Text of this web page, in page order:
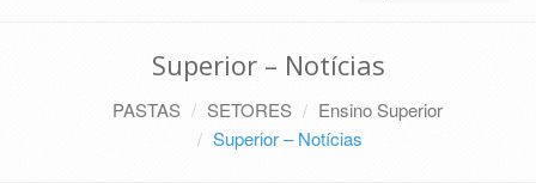
Superior – Notícias
PASTAS SETORES
Ensino Superior
Superior – Notícias